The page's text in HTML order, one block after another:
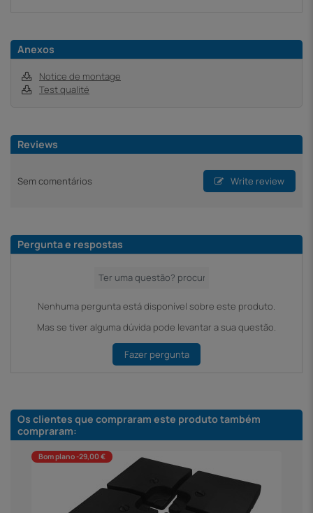
Anexos
Notice de montage
Test qualité
Reviews
Sem comentários Write review
Pergunta e respostas
Nenhuma pergunta está disponível sobre este produto.
Mas se tiver alguma dúvida pode levantar a sua questão.
Fazer pergunta
Os clientes que compraram este produto também
compraram:
Bom plano -29,00 €